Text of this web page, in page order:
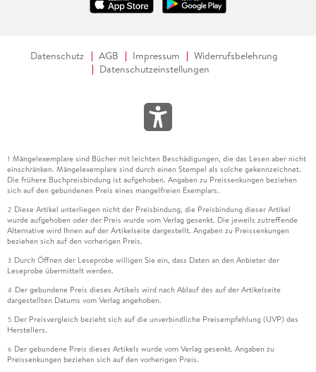
Datenschutz AGB Impressum
Widerrufsbelehrung
Datenschutzeinstellungen
1 Mängelexemplare sind Bücher mit leichten Beschädigungen, die das Lesen aber nicht
einschränken. Mängelexemplare sind durch einen Stempel als solche gekennzeichnet.
Die frühere Buchpreisbindung ist aufgehoben. Angaben zu Preissenkungen beziehen
sich auf den gebundenen Preis eines mangelfreien Exemplars.
2 Diese Artikel unterliegen nicht der Preisbindung, die Preisbindung dieser Artikel
wurde aufgehoben oder der Preis wurde vom Verlag gesenkt. Die jeweils zutreffende
Alternative wird Ihnen auf der Artikelseite dargestellt. Angaben zu Preissenkungen
beziehen sich auf den vorherigen Preis.
3 Durch Öffnen der Leseprobe willigen Sie ein, dass Daten an den Anbieter der
Leseprobe übermittelt werden.
4 Der gebundene Preis dieses Artikels wird nach Ablauf des auf der Artikelseite
dargestellten Datums vom Verlag angehoben.
5 Der Preisvergleich bezieht sich auf die unverbindliche Preisempfehlung (UVP) des
Herstellers.
6 Der gebundene Preis dieses Artikels wurde vom Verlag gesenkt. Angaben zu
Preissenkungen beziehen sich auf den vorherigen Preis.